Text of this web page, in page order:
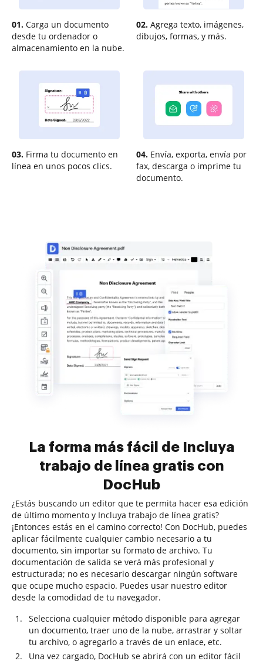
01. Carga un documento
desde tu ordenador o
almacenamiento en la nube.
02. Agrega texto, imágenes,
dibujos, formas, y más.
03. Firma tu documento en
línea en unos pocos clics.
04. Envía, exporta, envía por
fax, descarga o imprime tu
documento.
La forma más fácil de Incluya
trabajo de línea gratis con
DocHub
¿Estás buscando un editor que te permita hacer esa edición
de último momento y Incluya trabajo de línea gratis?
¡Entonces estás en el camino correcto! Con DocHub, puedes
aplicar fácilmente cualquier cambio necesario a tu
documento, sin importar su formato de archivo. Tu
documentación de salida se verá más profesional y
estructurada; no es necesario descargar ningún software
que ocupe mucho espacio. Puedes usar nuestro editor
desde la comodidad de tu navegador.
Selecciona cualquier método disponible para agregar
un documento, traer uno de la nube, arrastrar y soltar
tu archivo, o agregarlo a través de un enlace, etc.
Una vez cargado, DocHub se abrirá con un editor fácil